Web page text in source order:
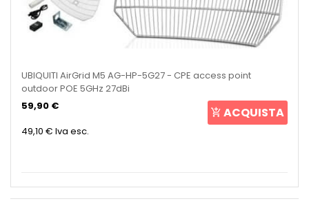
UBIQUITI AirGrid M5 AG-HP-5G27 - CPE access point
outdoor POE 5GHz 27dBi
59,90 €
49,10 € Iva esc.
ACQUISTA